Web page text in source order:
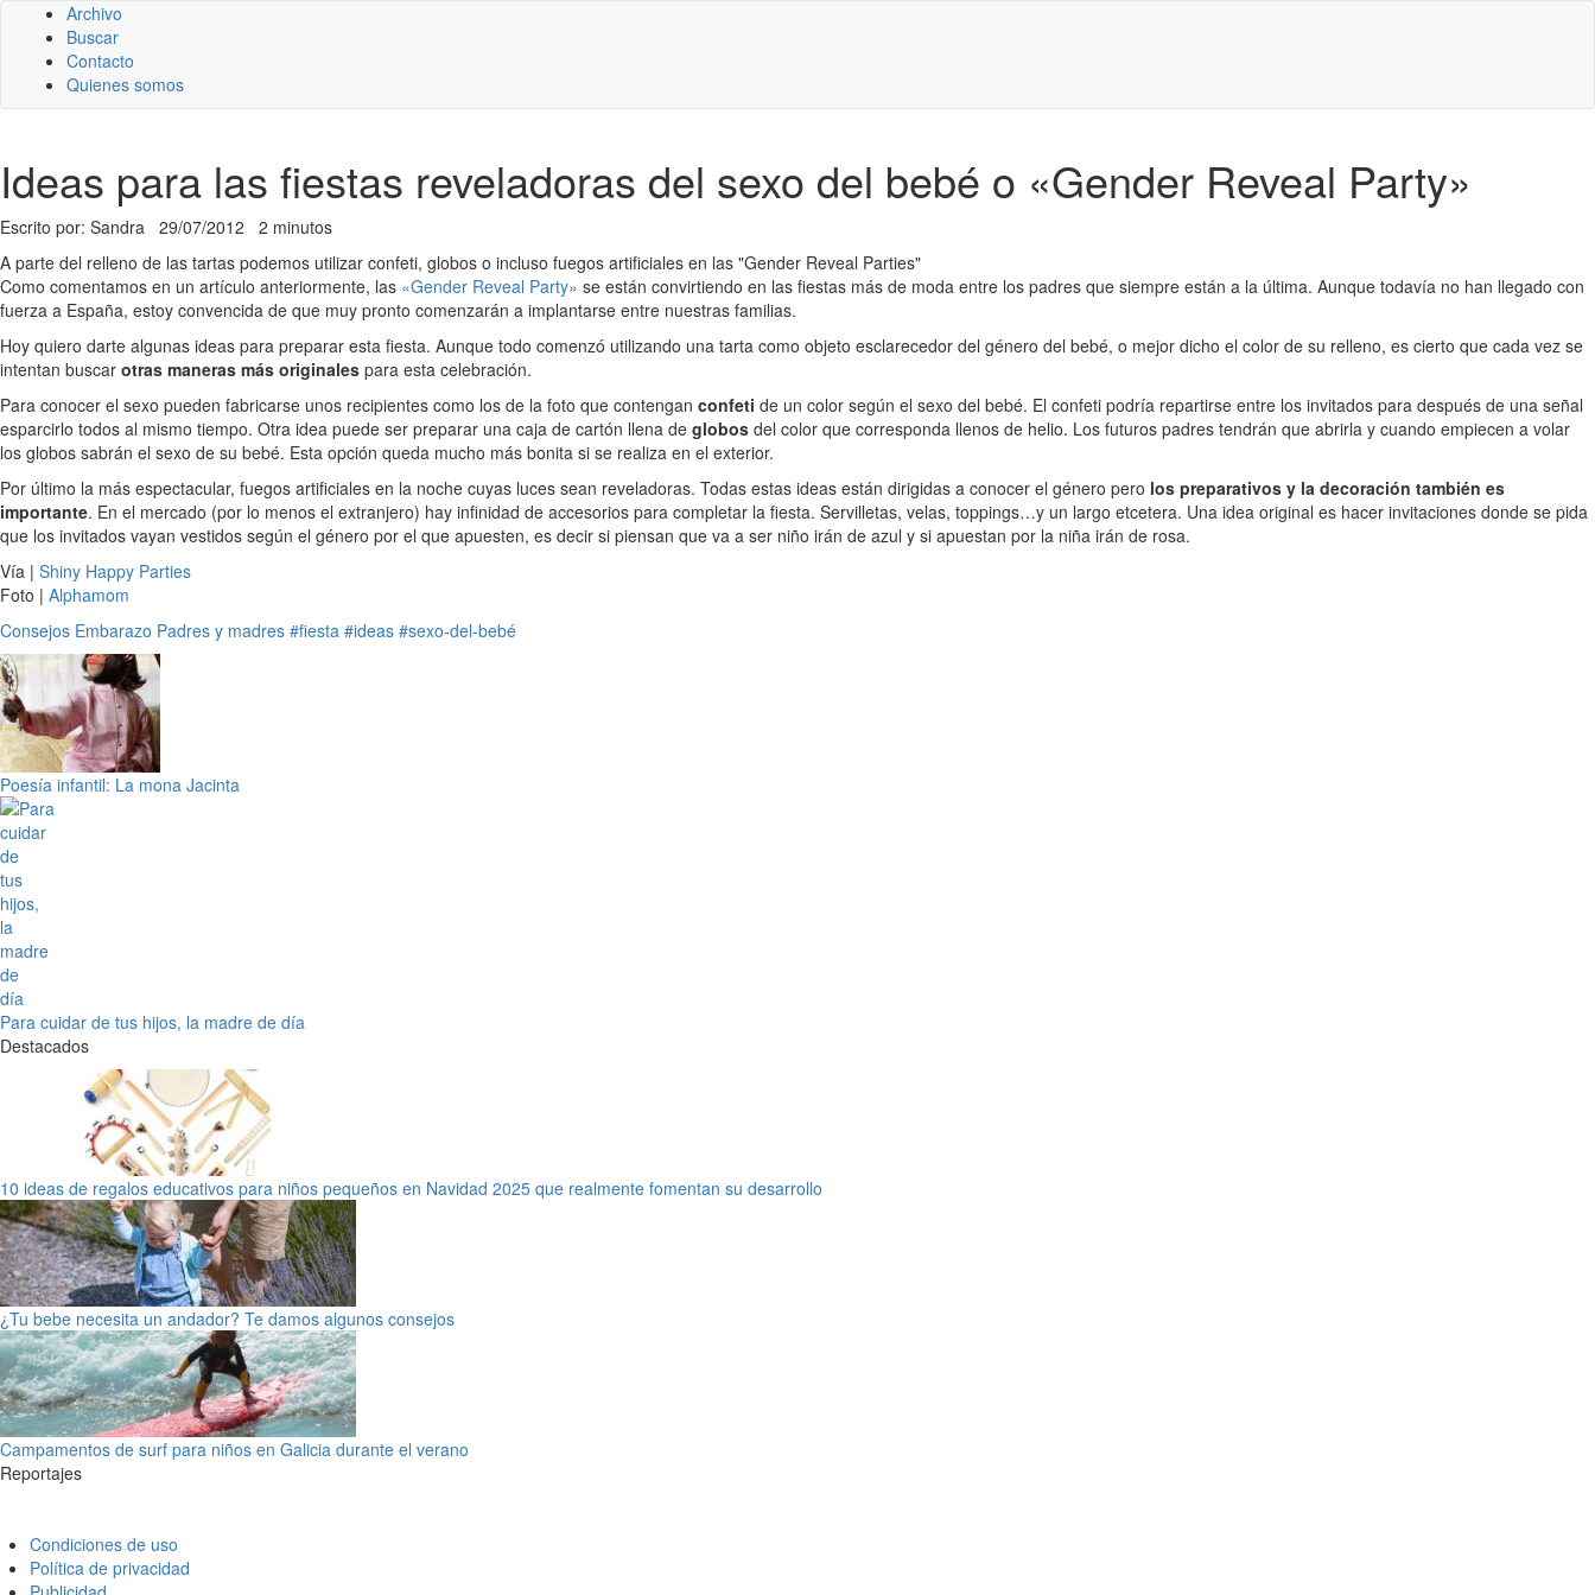
Archivo
Buscar
Contacto
Quienes somos
Ideas para las fiestas reveladoras del sexo del bebé o «Gender Reveal Party»
Escrito por: Sandra 29/07/2012 2 minutos
A parte del relleno de las tartas podemos utilizar confeti, globos o incluso fuegos artificiales en las "Gender Reveal Parties"
Como comentamos en un artículo anteriormente, las «Gender Reveal Party» se están convirtiendo en las fiestas más de moda entre los padres que siempre están a la última. Aunque todavía no han llegado con
fuerza a España, estoy convencida de que muy pronto comenzarán a implantarse entre nuestras familias.
Hoy quiero darte algunas ideas para preparar esta fiesta. Aunque todo comenzó utilizando una tarta como objeto esclarecedor del género del bebé, o mejor dicho el color de su relleno, es cierto que cada vez se
intentan buscar otras maneras más originales para esta celebración.
Para conocer el sexo pueden fabricarse unos recipientes como los de la foto que contengan confeti de un color según el sexo del bebé. El confeti podría repartirse entre los invitados para después de una señal
esparcirlo todos al mismo tiempo. Otra idea puede ser preparar una caja de cartón llena de globos del color que corresponda llenos de helio. Los futuros padres tendrán que abrirla y cuando empiecen a volar
los globos sabrán el sexo de su bebé. Esta opción queda mucho más bonita si se realiza en el exterior.
Por último la más espectacular, fuegos artificiales en la noche cuyas luces sean reveladoras. Todas estas ideas están dirigidas a conocer el género pero los preparativos y la decoración también es
importante. En el mercado (por lo menos el extranjero) hay infinidad de accesorios para completar la fiesta. Servilletas, velas, toppings…y un largo etcetera. Una idea original es hacer invitaciones donde se pida
que los invitados vayan vestidos según el género por el que apuesten, es decir si piensan que va a ser niño irán de azul y si apuestan por la niña irán de rosa.
Vía | Shiny Happy Parties
Foto | Alphamom
Consejos Embarazo Padres y madres #fiesta #ideas #sexo-del-bebé
Poesía infantil: La mona Jacinta
Para cuidar de tus hijos, la madre de día
Destacados
10 ideas de regalos educativos para niños pequeños en Navidad 2025 que realmente fomentan su desarrollo
¿Tu bebe necesita un andador? Te damos algunos consejos
Campamentos de surf para niños en Galicia durante el verano
Reportajes
Condiciones de uso
Política de privacidad